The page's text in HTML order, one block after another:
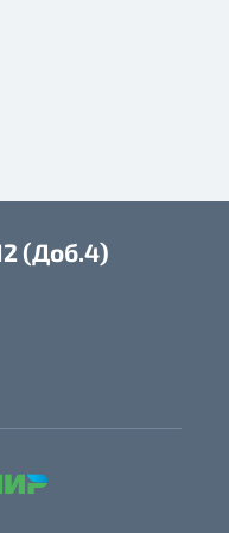
(Доб.4)